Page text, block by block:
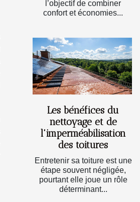
l’objectif de combiner
confort et économies...
Les bénéfices du
nettoyage et de
l'imperméabilisation
des toitures
Entretenir sa toiture est une
étape souvent négligée,
pourtant elle joue un rôle
déterminant...